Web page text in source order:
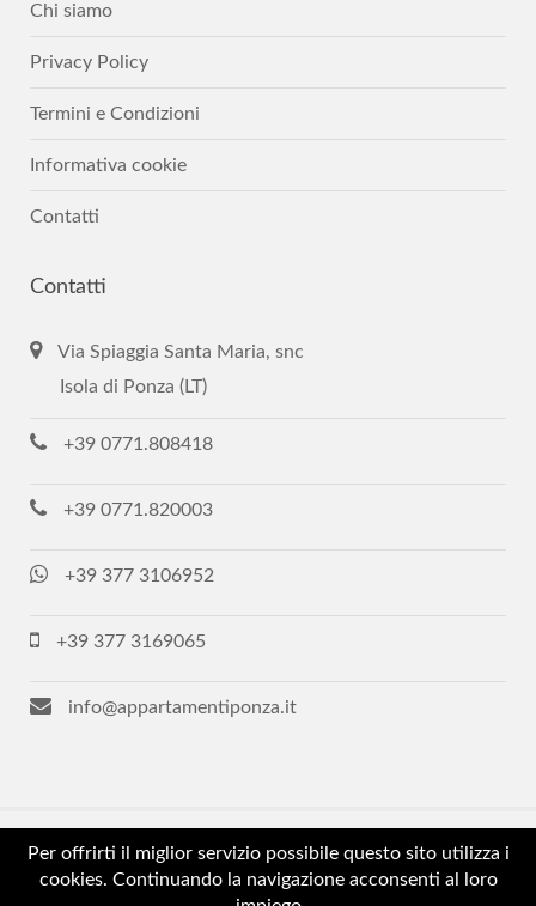
Chi siamo
Privacy Policy
Termini e Condizioni
Informativa cookie
Contatti
Contatti
Via Spiaggia Santa Maria, snc
Isola di Ponza (LT)
+39 0771.808418
+39 0771.820003
+39 377 3106952
+39 377 3169065
info@appartamentiponza.it
Copyright © 2018-2021 Ponza Immobiliare - Tutti i diritti
riservati - P.Iva 02605320593
Per offrirti il miglior servizio possibile questo sito utilizza i
cookies. Continuando la navigazione acconsenti al loro